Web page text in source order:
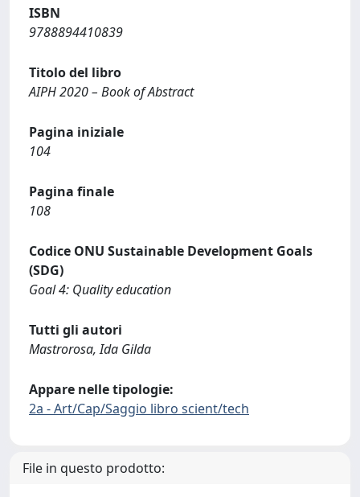
ISBN
9788894410839
Titolo del libro
AIPH 2020 – Book of Abstract
Pagina iniziale
104
Pagina finale
108
Codice ONU Sustainable Development Goals
(SDG)
Goal 4: Quality education
Tutti gli autori
Mastrorosa, Ida Gilda
Appare nelle tipologie:
2a - Art/Cap/Saggio libro scient/tech
File in questo prodotto: